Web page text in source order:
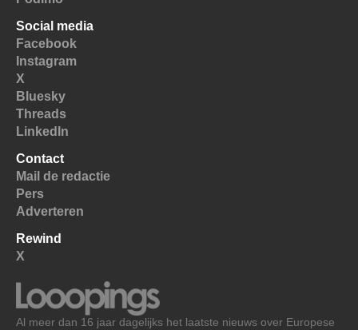
Social media
Facebook
Instagram
X
Bluesky
Threads
LinkedIn
Contact
Mail de redactie
Pers
Adverteren
Rewind
X
Al meer dan 16 jaar dagelijks het laatste nieuws over Europese